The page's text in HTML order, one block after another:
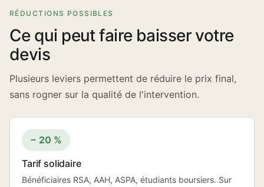
RÉDUCTIONS POSSIBLES
Ce qui peut faire baisser votre
devis
Plusieurs leviers permettent de réduire le prix final,
sans rogner sur la qualité de l'intervention.
− 20 %
Tarif solidaire
Bénéficiaires RSA, AAH, ASPA, étudiants boursiers. Sur